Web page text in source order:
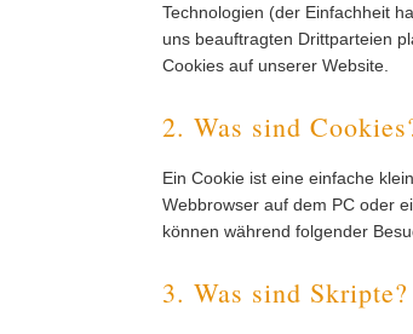
Technologien (der Einfachheit
uns beauftragten Drittparteien
Cookies auf unserer Website.
2. Was sind
Ein Cookie ist eine einfache
Webbrowser auf dem PC oder
können während folgender
3. Was sind Skripte?